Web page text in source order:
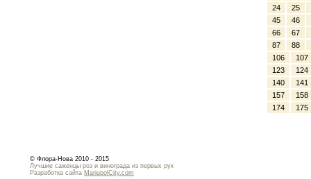
24
25
45
46
66
67
87
88
106
107
123
124
140
141
157
158
174
175
© Флора-Нова 2010 - 2015
Лучшие саженцы роз и винограда из первых рук
Разработка сайта MariupolCity.com